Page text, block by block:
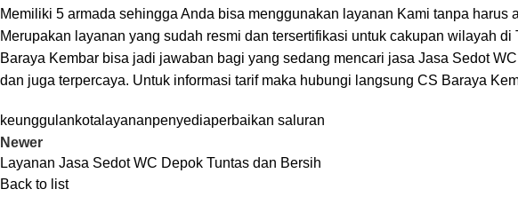
Memiliki 5 armada sehingga Anda bisa menggunakan layanan Kami tanpa harus
Merupakan layanan yang sudah resmi dan tersertifikasi untuk cakupan wilayah
Baraya Kembar bisa jadi jawaban bagi yang sedang mencari jasa Jasa Sedot
dan juga terpercaya. Untuk informasi tarif maka hubungi langsung CS Baraya
keunggulankota layananpenyediaperbaikan saluran
Newer
Layanan Jasa Sedot WC Depok Tuntas dan Bersih
Back to list